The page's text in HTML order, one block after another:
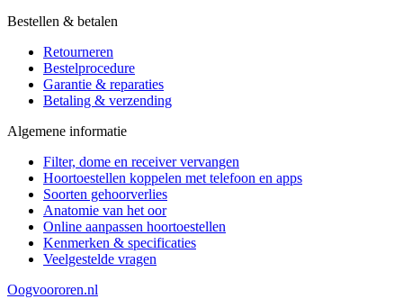
Bestellen & betalen
Retourneren
Bestelprocedure
Garantie & reparaties
Betaling & verzending
Algemene informatie
Filter, dome en receiver vervangen
Hoortoestellen koppelen met telefoon en apps
Soorten gehoorverlies
Anatomie van het oor
Online aanpassen hoortoestellen
Kenmerken & specificaties
Veelgestelde vragen
Oogvoororen.nl